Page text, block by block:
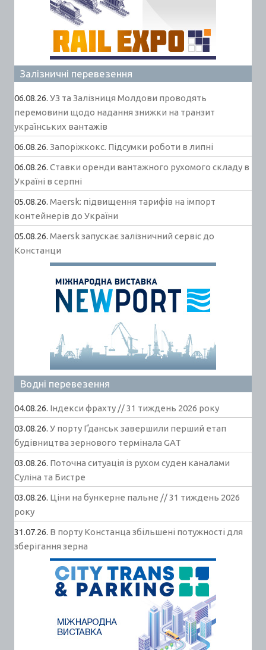
Залізничні перевезення
06.08.26. УЗ та Залізниця Молдови проводять
перемовини щодо надання знижки на транзит
українських вантажів
06.08.26. Запоріжкокс. Підсумки роботи в липні
06.08.26. Ставки оренди вантажного рухомого складу в
Україні в серпні
05.08.26. Maersk: підвищення тарифів на імпорт
контейнерів до України
05.08.26. Maersk запускає залізничний сервіс до
Констанци
Водні перевезення
04.08.26. Індекси фрахту // 31 тиждень 2026 року
03.08.26. У порту Ґданськ завершили перший етап
будівництва зернового термінала GAT
03.08.26. Поточна ситуація із рухом суден каналами
Суліна та Бистре
03.08.26. Ціни на бункерне пальне // 31 тиждень 2026
року
31.07.26. В порту Констанца збільшені потужності для
зберігання зерна